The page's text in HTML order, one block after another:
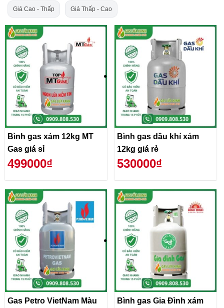
Giá Cao - Thấp Giá Thấp - Cao
Bình gas xám 12kg MT
Gas giá sỉ
499000₫
Bình gas dầu khí xám
12kg giá rẻ
530000₫
Gas Petro VietNam Màu
Bình gas Gia Đình xám